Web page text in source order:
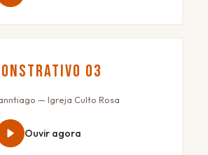
03
— Igreja Culto Rosa
Ouvir agora